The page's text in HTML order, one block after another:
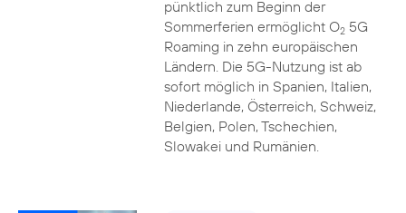
pünktlich zum Beginn der
Sommerferien ermöglicht O25G
Roaming in zehn europäischen
Ländern. Die 5G-Nutzung ist ab
sofort möglich in Spanien, Italien,
Niederlande, Österreich, Schweiz,
Belgien, Polen, Tschechien,
Slowakei und Rumänien.